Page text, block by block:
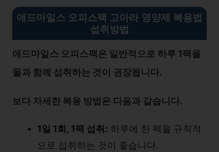
애드마일스 오피스팩 고아라 영양제 복용법
섭취방법
애드마일스 오피스팩은 일반적으로 하루 1팩을
물과 함께 섭취하는 것이 권장됩니다.
보다 자세한 복용 방법은 다음과 같습니다.
1일 1회, 1팩 섭취: 하루에 한 팩을 규칙적
으로 섭취하는 것이 좋습니다.